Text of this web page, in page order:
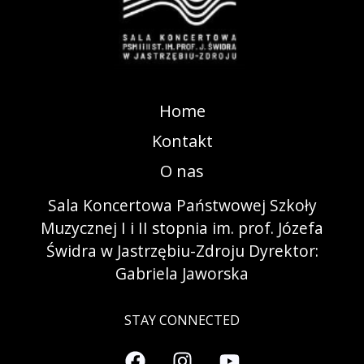
Home
Kontakt
O nas
Sala Koncertowa Państwowej Szkoły
Muzycznej I i II stopnia im. prof. Józefa
Świdra w Jastrzębiu-Zdroju Dyrektor:
Gabriela Jaworska
STAY CONNECTED